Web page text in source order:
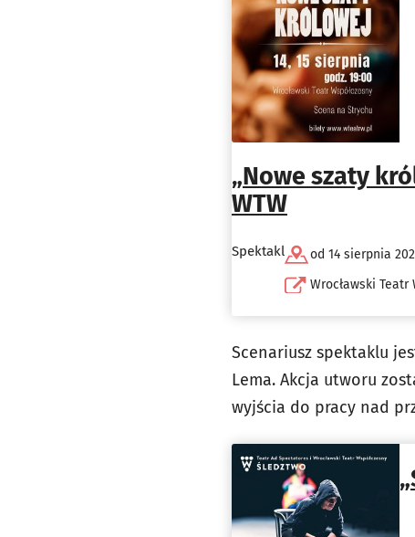
„Nowe szaty
WTW
Spektakl
od 14 sierpnia
Wrocławski Teatr
Scenariusz spektaklu
Lema. Akcja utworu
wyjścia do pracy nad